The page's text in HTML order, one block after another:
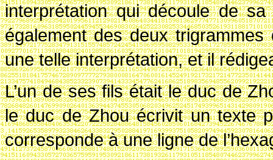
interprétation qui découle de
également des deux
une telle interprétation, et il
L’un de ses fils était le duc de
le duc de Zhou écrivit un texte
corresponde à une ligne de